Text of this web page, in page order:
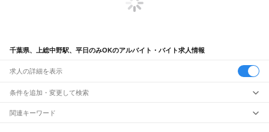
千葉県、上総中野駅、平日のみOKのアルバイト・バイト求人情報
求人の詳細を表示
条件を追加・変更して検索
市区町村を追加・変更
関連キーワード